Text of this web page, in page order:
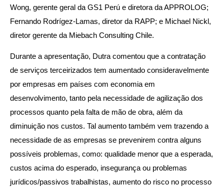
Wong, gerente geral da GS1 Perú e diretora da APPROLOG;
Fernando Rodrígez-Lamas, diretor da RAPP; e Michael Nickl,
diretor gerente da Miebach Consulting Chile.
Durante a apresentação, Dutra comentou que a contratação
de serviços terceirizados tem aumentado consideravelmente
por empresas em países com economia em
desenvolvimento, tanto pela necessidade de agilização dos
processos quanto pela falta de mão de obra, além da
diminuição nos custos. Tal aumento também vem trazendo a
necessidade de as empresas se prevenirem contra alguns
possíveis problemas, como: qualidade menor que a esperada,
custos acima do esperado, insegurança ou problemas
jurídicos/passivos trabalhistas, aumento do risco no processo